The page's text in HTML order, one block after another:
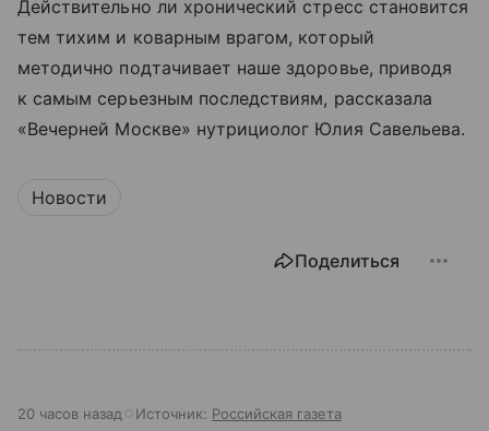
Действительно ли хронический стресс становится
тем тихим и коварным врагом, который
методично подтачивает наше здоровье, приводя
к самым серьезным последствиям, рассказала
«Вечерней Москве» нутрициолог Юлия Савельева.
Новости
Поделиться
20 часов назад Источник: Российская газета